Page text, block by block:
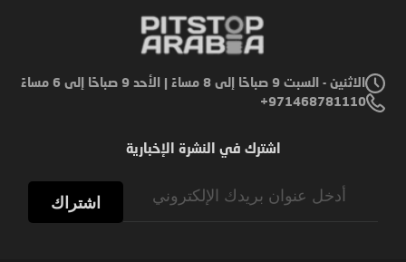
الاثنين - السبت 9 صباحًا إلى 8 مساءً | الأحد 9 صباحًا إلى 6 مساءً
971468781110+
اشترك في النشرة الإخبارية
اشتراك